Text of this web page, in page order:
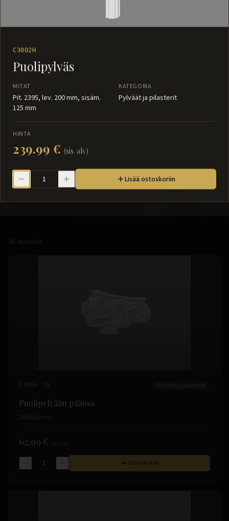
Pylväät ja pilasterit
46 tuotetta
C1000-1H Pylväät ja pilasterit
Puolipylvään pääosa
265x105 mm
62.99 €
Ostoskoriin
C3002H
Puolipylväs
MITAT
Pit. 2395, lev. 200 mm, sisäm.
125 mm
KATEGORIA
Pylväät ja pilasterit
HINTA
239.99 € (sis. alv)
Lisää ostoskoriin